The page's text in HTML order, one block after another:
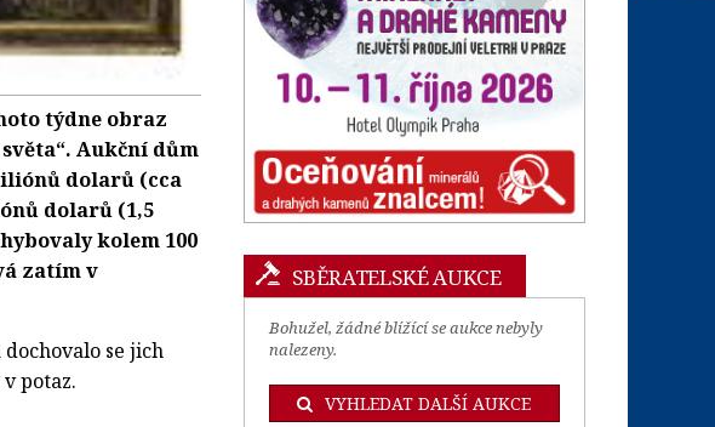
týdne obraz
Aukční dům
dolarů (cca
dolarů (1,5
kolem 100
zatím v
se jich
potaz.
SBĚRATELSKÉ AUKCE
Bohužel, žádné blížící se aukce nebyly
nalezeny.
VYHLEDAT DALŠÍ AUKCE